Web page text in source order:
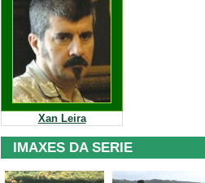
Xan Leira
IMAXES DA SERIE